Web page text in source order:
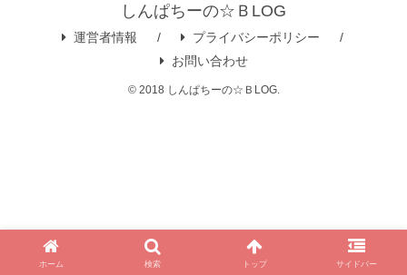
しんぱちーの☆ＢLOG
運営者情報
プライバシーポリシー
お問い合わせ
© 2018 しんぱちーの☆ＢLOG.
ホーム 検索 トップ サイドバー